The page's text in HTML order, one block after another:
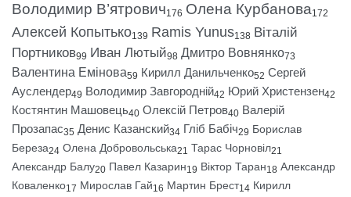
Володимир В’ятрович176 Олена Курбанова172
Алексей Копытько139 Ramis Yunus138 Віталій
Портников99 Иван Лютый98 Дмитро Вовнянко73
Валентина Емінова59 Кирилл Данильченко52 Сергей
Ауслендер49 Володимир Завгородній42 Юрий Христензен42
Костянтин Машовець40 Олексій Петров40 Валерій
Прозапас35 Денис Казанский34 Гліб Бабіч29 Борислав
Береза24 Олена Добровольська21 Тарас Чорновіл21
Александр Балу20 Павел Казарин19 Віктор Таран18 Александр
Коваленко17 Мирослав Гай16 Мартин Брест14 Кирилл